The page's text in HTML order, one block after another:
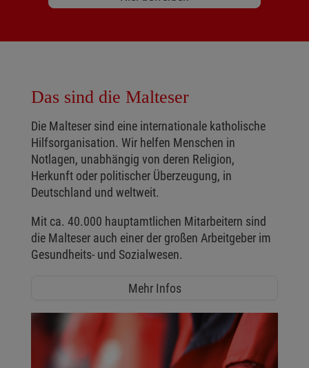
Das sind die Malteser
Die Malteser sind eine internationale katholische
Hilfsorganisation. Wir helfen Menschen in
Notlagen, unabhängig von deren Religion,
Herkunft oder politischer Überzeugung, in
Deutschland und weltweit.
Mit ca. 40.000 hauptamtlichen Mitarbeitern sind
die Malteser auch einer der großen Arbeitgeber im
Gesundheits- und Sozialwesen.
Mehr Infos